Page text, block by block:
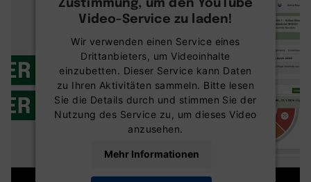
Video-Service zu laden!
Wir verwenden einen Service eines
Drittanbieters, um Videoinhalte
einzubetten. Dieser Service kann Daten
zu Ihren Aktivitäten sammeln. Bitte lesen
Sie die Details durch und stimmen Sie der
Nutzung des Service zu, um dieses Video
anzusehen.
Mehr Informationen